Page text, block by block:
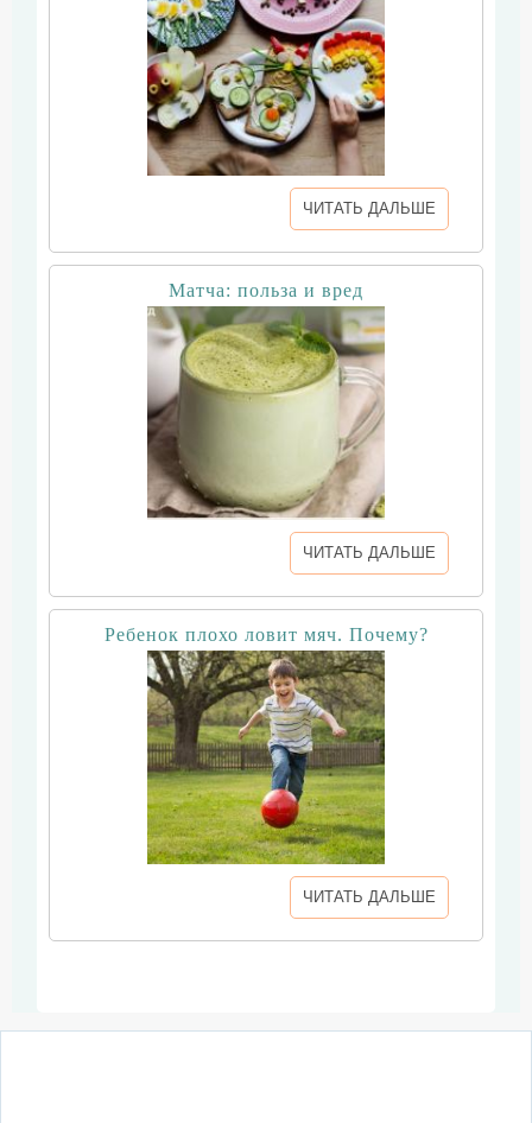
ЧИТАТЬ ДАЛЬШЕ
Матча: польза и вред
ЧИТАТЬ ДАЛЬШЕ
Ребенок плохо ловит мяч. Почему?
ЧИТАТЬ ДАЛЬШЕ